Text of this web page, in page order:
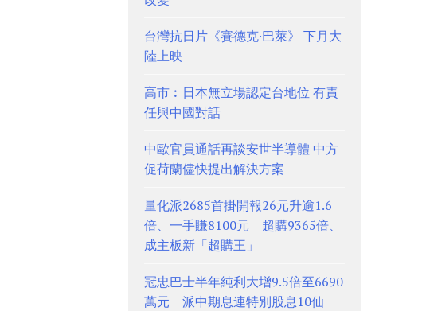
台灣抗日片《賽德克·巴萊》 下月大
陸上映
高市︰日本無立場認定台地位 有責
任與中國對話
中歐官員通話再談安世半導體 中方
促荷蘭儘快提出解決方案
量化派2685首掛開報26元升逾1.6
倍、一手賺8100元 超購9365倍、
成主板新「超購王」
冠忠巴士半年純利大增9.5倍至6690
萬元 派中期息連特別股息10仙